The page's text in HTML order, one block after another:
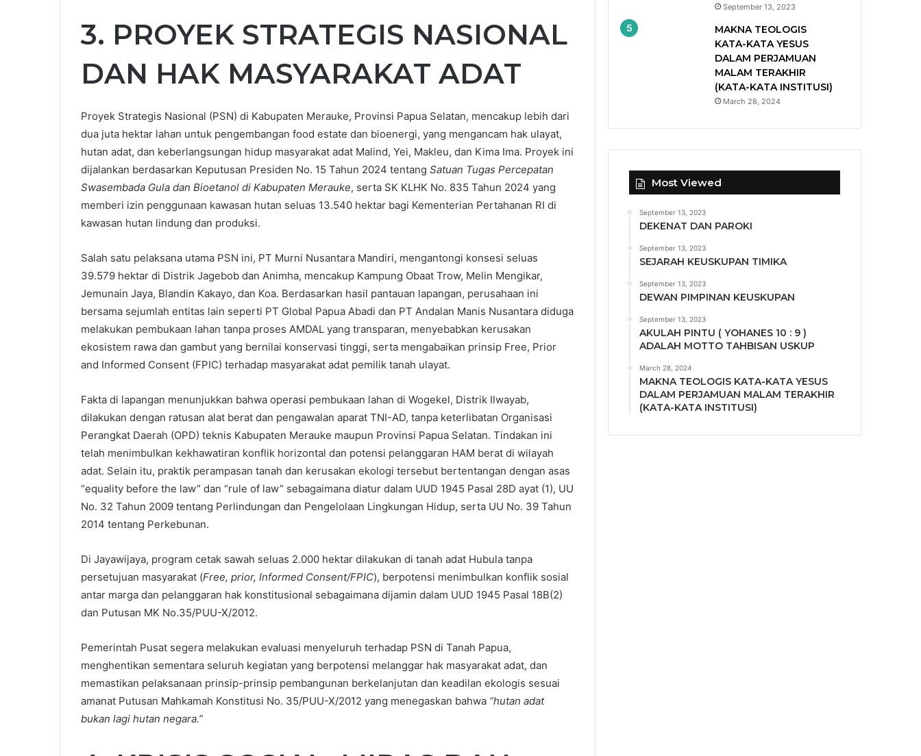
3. PROYEK STRATEGIS NASIONAL
DAN HAK MASYARAKAT ADAT
Proyek Strategis Nasional (PSN) di Kabupaten Merauke, Provinsi Papua Selatan, mencakup lebih dari
dua juta hektar lahan untuk pengembangan food estate dan bioenergi, yang mengancam hak ulayat,
hutan adat, dan keberlangsungan hidup masyarakat adat Malind, Yei, Makleu, dan Kima Ima. Proyek ini
dijalankan berdasarkan Keputusan Presiden No. 15 Tahun 2024 tentang Satuan Tugas Percepatan
Swasembada Gula dan Bioetanol di Kabupaten Merauke, serta SK KLHK No. 835 Tahun 2024 yang
memberi izin penggunaan kawasan hutan seluas 13.540 hektar bagi Kementerian Pertahanan RI di
kawasan hutan lindung dan produksi.
Salah satu pelaksana utama PSN ini, PT Murni Nusantara Mandiri, mengantongi konsesi seluas
39.579 hektar di Distrik Jagebob dan Animha, mencakup Kampung Obaat Trow, Melin Mengikar,
Jemunain Jaya, Blandin Kakayo, dan Koa. Berdasarkan hasil pantauan lapangan, perusahaan ini
bersama sejumlah entitas lain seperti PT Global Papua Abadi dan PT Andalan Manis Nusantara diduga
melakukan pembukaan lahan tanpa proses AMDAL yang transparan, menyebabkan kerusakan
ekosistem rawa dan gambut yang bernilai konservasi tinggi, serta mengabaikan prinsip Free, Prior
and Informed Consent (FPIC) terhadap masyarakat adat pemilik tanah ulayat.
Fakta di lapangan menunjukkan bahwa operasi pembukaan lahan di Wogekel, Distrik Ilwayab,
dilakukan dengan ratusan alat berat dan pengawalan aparat TNI-AD, tanpa keterlibatan Organisasi
Perangkat Daerah (OPD) teknis Kabupaten Merauke maupun Provinsi Papua Selatan. Tindakan ini
telah menimbulkan kekhawatiran konflik horizontal dan potensi pelanggaran HAM berat di wilayah
adat. Selain itu, praktik perampasan tanah dan kerusakan ekologi tersebut bertentangan dengan asas
“equality before the law” dan “rule of law” sebagaimana diatur dalam UUD 1945 Pasal 28D ayat (1), UU
No. 32 Tahun 2009 tentang Perlindungan dan Pengelolaan Lingkungan Hidup, serta UU No. 39 Tahun
2014 tentang Perkebunan.
Di Jayawijaya, program cetak sawah seluas 2.000 hektar dilakukan di tanah adat Hubula tanpa
persetujuan masyarakat (Free, prior, Informed Consent/FPIC), berpotensi menimbulkan konflik sosial
antar marga dan pelanggaran hak konstitusional sebagaimana dijamin dalam UUD 1945 Pasal 18B(2)
dan Putusan MK No.35/PUU-X/2012.
Pemerintah Pusat segera melakukan evaluasi menyeluruh terhadap PSN di Tanah Papua,
menghentikan sementara seluruh kegiatan yang berpotensi melanggar hak masyarakat adat, dan
memastikan pelaksanaan prinsip-prinsip pembangunan berkelanjutan dan keadilan ekologis sesuai
amanat Putusan Mahkamah Konstitusi No. 35/PUU-X/2012 yang menegaskan bahwa “hutan adat
bukan lagi hutan negara.”
September 13, 2023
MAKNA TEOLOGIS
KATA-KATA YESUS
DALAM PERJAMUAN
MALAM TERAKHIR
(KATA-KATA INSTITUSI)
March 28, 2024
Most Viewed
September 13, 2023
DEKENAT DAN PAROKI
September 13, 2023
SEJARAH KEUSKUPAN TIMIKA
September 13, 2023
DEWAN PIMPINAN KEUSKUPAN
September 13, 2023
AKULAH PINTU ( YOHANES 10 : 9 )
ADALAH MOTTO TAHBISAN USKUP
March 28, 2024
MAKNA TEOLOGIS KATA-KATA YESUS
DALAM PERJAMUAN MALAM TERAKHIR
(KATA-KATA INSTITUSI)